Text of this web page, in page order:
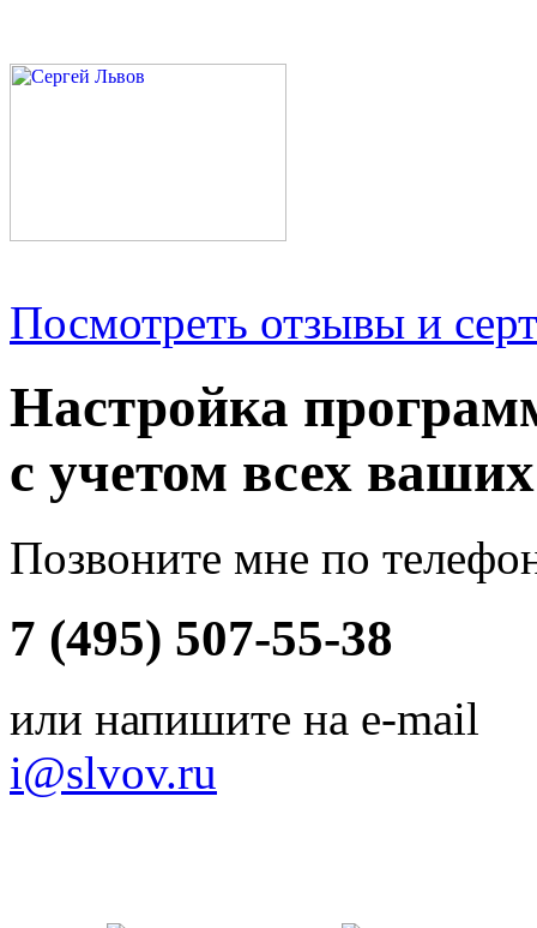
Посмотреть отзывы и
Настройка
с учетом всех
Позвоните мне по
7 (495) 507-55-38
или напишите на e-mail
i@slvov.ru